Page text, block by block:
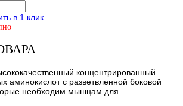
в 1 клик
концентрированный
аминокислот с разветвленной боковой
необходим мышцам для